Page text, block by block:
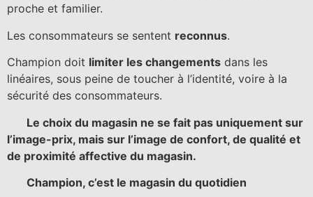
proche et familier.
Les consommateurs se sentent reconnus.
Champion doit limiter les changements dans les
linéaires, sous peine de toucher à l’identité, voire à la
sécurité des consommateurs.
Le choix du magasin ne se fait pas uniquement sur
l’image-prix, mais sur l’image de confort, de qualité et
de proximité affective du magasin.
Champion, c’est le magasin du quotidien